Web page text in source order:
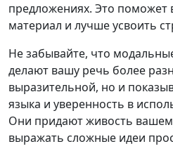
предложениях. Это поможет
материал и лучше усвоить
Не забывайте, что
делают вашу речь более
выразительной, но и
языка и уверенность в
Они придают живость
выражать сложные идеи